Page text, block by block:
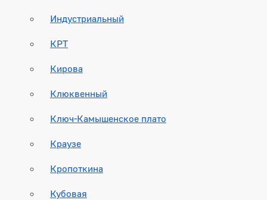
Индустриальный
КРТ
Кирова
Клюквенный
Ключ-Камышенское плато
Краузе
Кропоткина
Кубовая